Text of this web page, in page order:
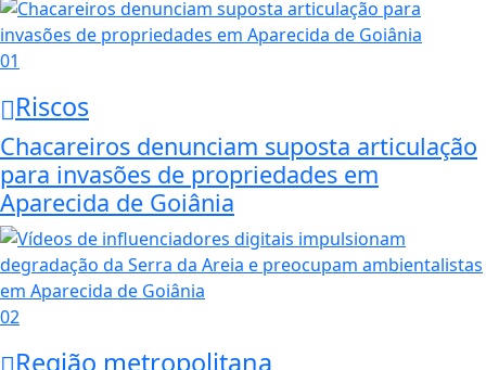
01
Riscos
Chacareiros denunciam suposta articulação
para invasões de propriedades em
Aparecida de Goiânia
02
Região metropolitana